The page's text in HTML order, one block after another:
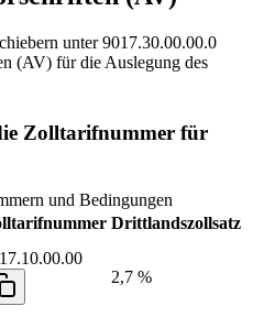
unter 9017.30.00.00.0
(AV) für die Auslegung des
Zolltarifnummer für
und Bedingungen
Drittlandszollsatz
2,7 %